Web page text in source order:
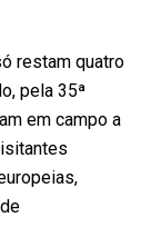
restam quatro
pela 35ª
em campo a